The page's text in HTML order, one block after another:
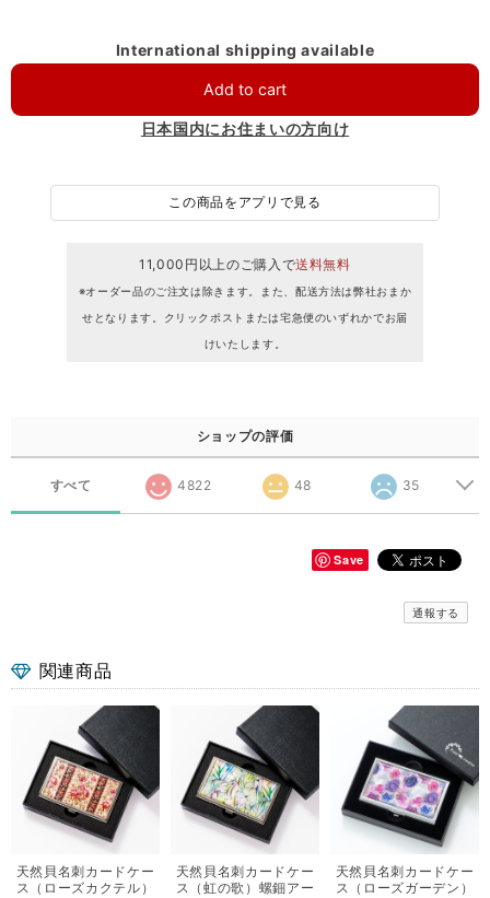
International shipping available
Add to cart
日本国内にお住まいの方向け
この商品をアプリで見る
11,000円以上のご購入で送料無料
※オーダー品のご注文は除きます。また、配送方法は弊社おまか
せとなります。クリックポストまたは宅急便のいずれかでお届
けいたします。
ショップの評価
すべて 4822 48 35
Save
通報する
関連商品
天然貝名刺カードケー
ス（ローズカクテル）
天然貝名刺カードケー
ス（虹の歌）螺鈿アー
天然貝名刺カードケー
ス（ローズガーデン）